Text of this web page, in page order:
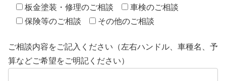
板金塗装・修理のご相談
車検のご相談
保険等のご相談
その他のご相談
ご相談内容をご記入ください（左右ハンドル、車種名、予
算などご希望をご明記ください）